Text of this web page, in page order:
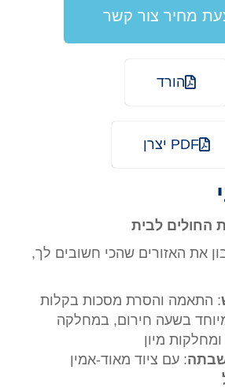
מחיר צור קשר
הורד
PDF יצרן
החולים לבית
את האזורים שהכי חשובים לך,
: התאמה והסרת מסכות בקלות
בשעה חירום, במחלקה
מיון
: עם ציוד מאוד-אמין